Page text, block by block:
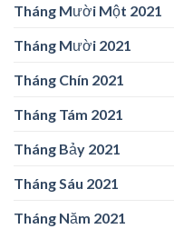
Tháng Mười Một 2021
Tháng Mười 2021
Tháng Chín 2021
Tháng Tám 2021
Tháng Bảy 2021
Tháng Sáu 2021
Tháng Năm 2021